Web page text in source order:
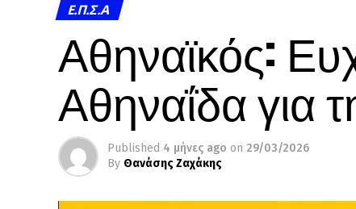
Ε.Π.Σ.Α
Αθηναϊκός:
Αθηναΐδα για
Published 4 μήνες ago on 29/03/2026
By Θανάσης Ζαχάκης